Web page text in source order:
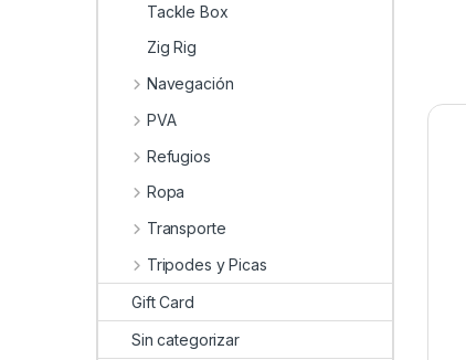
Tackle Box
Zig Rig
Navegación
PVA
Refugios
Ropa
Transporte
Tripodes y Picas
Gift Card
Sin categorizar